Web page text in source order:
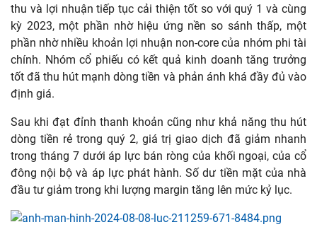
thu và lợi nhuận tiếp tục cải thiện tốt so với quý 1 và cùng
kỳ 2023, một phần nhờ hiệu ứng nền so sánh thấp, một
phần nhờ nhiều khoản lợi nhuận non-core của nhóm phi tài
chính. Nhóm cổ phiếu có kết quả kinh doanh tăng trưởng
tốt đã thu hút mạnh dòng tiền và phản ánh khá đầy đủ vào
định giá.
Sau khi đạt đỉnh thanh khoản cũng như khả năng thu hút
dòng tiền rẻ trong quý 2, giá trị giao dịch đã giảm nhanh
trong tháng 7 dưới áp lực bán ròng của khối ngoại, của cổ
đông nội bộ và áp lực phát hành. Số dư tiền mặt của nhà
đầu tư giảm trong khi lượng margin tăng lên mức kỷ lục.